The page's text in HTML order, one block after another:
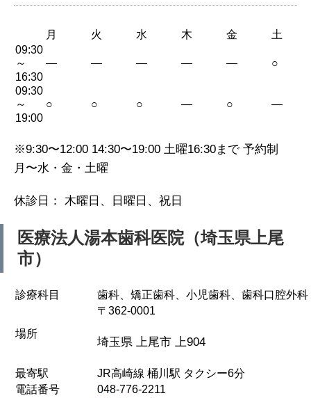
月 火 水 木 金
土
09:30
～
16:30
— — — — — ○
09:30
～
19:00
○ ○ ○ — ○ —
※9:30〜12:00 14:30〜19:00 土曜16:30まで 予約制
月〜水・金・土曜
休診日： 木曜日、日曜日、祝日
医療法人湯本歯科医院（埼玉県上尾
市）
診療科目 歯科、矯正歯科、小児歯科、歯科口腔外科
場所
〒362-0001
埼玉県 上尾市 上904
最寄駅
JR高崎線 桶川駅 タクシー6分
電話番号
048-776-2211